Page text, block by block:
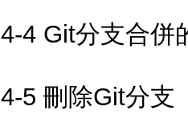
4-4 Git分支合併
4-5 刪除Git分支